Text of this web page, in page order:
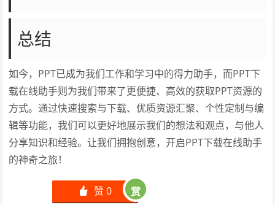
总结
如今，PPT已成为我们工作和学习中的得力助手，而PPT下
载在线助手则为我们带来了更便捷、高效的获取PPT资源的
方式。通过快速搜索与下载、优质资源汇聚、个性定制与编
辑等功能，我们可以更好地展示我们的想法和观点，与他人
分享知识和经验。让我们拥抱创意，开启PPT下载在线助手
的神奇之旅！
󰄼 赞0 赏